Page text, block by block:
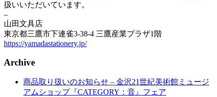
扱いいただいています。
–
山田文具店
東京都三鷹市下連雀3-38-4 三鷹産業プラザ1階
https://yamadastationery.jp/
Archive
商品取り扱いのお知らせ – 金沢21世紀美術館ミュージ
アムショップ『CATEGORY：音』フェア